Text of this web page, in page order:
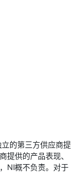
的第三方供应商提
提供的产品表现、
NI概不负责。对于